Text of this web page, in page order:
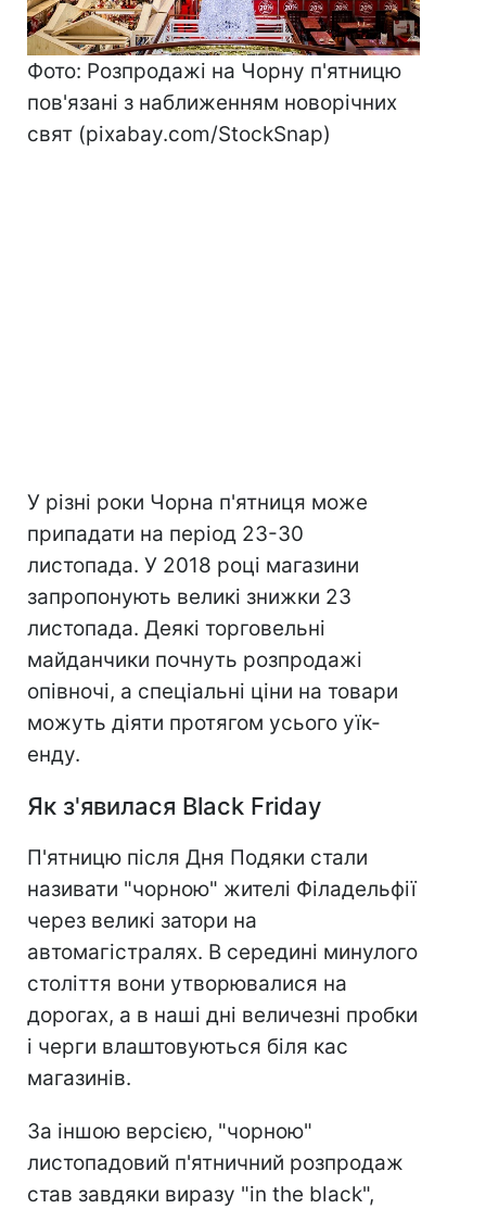
Фото: Розпродажі на Чорну п'ятницю
пов'язані з наближенням новорічних
свят (pixabay.com/StockSnap)
У різні роки Чорна п'ятниця може
припадати на період 23-30
листопада. У 2018 році магазини
запропонують великі знижки 23
листопада. Деякі торговельні
майданчики почнуть розпродажі
опівночі, а спеціальні ціни на товари
можуть діяти протягом усього уїк-
енду.
Як з'явилася Black Friday
П'ятницю після Дня Подяки стали
називати "чорною" жителі Філадельфії
через великі затори на
автомагістралях. В середині минулого
століття вони утворювалися на
дорогах, а в наші дні величезні пробки
і черги влаштовуються біля кас
магазинів.
За іншою версією, "чорною"
листопадовий п'ятничний розпродаж
став завдяки виразу "in the black",